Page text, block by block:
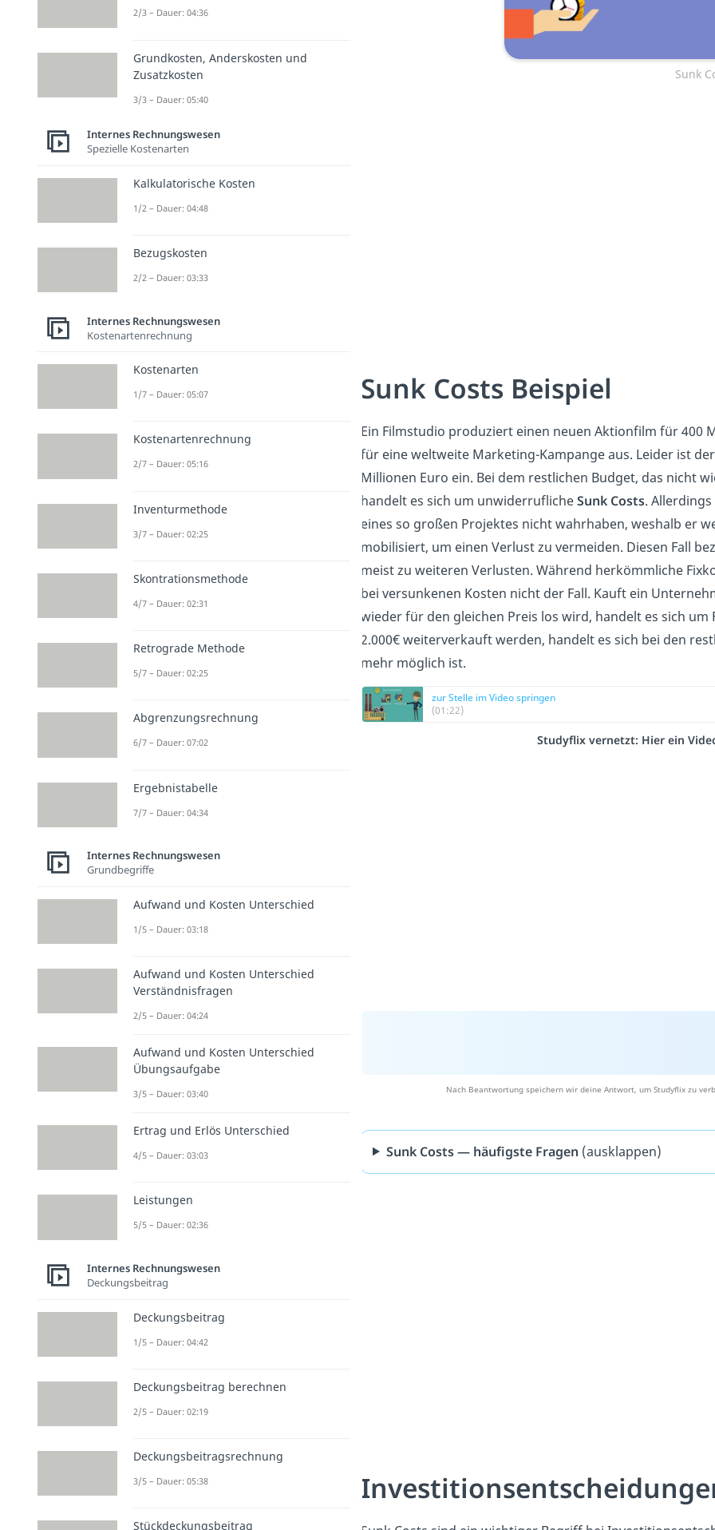
Sunk
Sunk Costs Beispiel
Ein Filmstudio produziert einen neuen Aktionfilm für 400
für eine weltweite Marketing-Kampange aus. Leider ist
Millionen Euro ein. Bei dem restlichen Budget, das nicht
handelt es sich um unwiderruflicheSunk Costs.
eines so großen Projektes nicht wahrhaben, weshalb er
mobilisiert, um einen Verlust zu vermeiden. Diesen Fall
meist zu weiteren Verlusten. Während herkömmliche
bei versunkenen Kosten nicht der Fall. Kauft ein
wieder für den gleichen Preis los wird, handelt es sich
2.000€ weiterverkauft werden, handelt es sich bei den
mehr möglich ist.
zur Stelle im Video springen
(01:22)
Studyflix vernetzt: Hier ein
Nach Beantwortung speichern wir deine Antwort, um Studyflix zu
Sunk Costs — häufigste Fragen (ausklappen)
2/3 – Dauer: 04:36
Grundkosten, Anderskosten und
Zusatzkosten
3/3 – Dauer: 05:40
Internes Rechnungswesen
Spezielle Kostenarten
Kalkulatorische Kosten
1/2 – Dauer: 04:48
Bezugskosten
2/2 – Dauer: 03:33
Internes Rechnungswesen
Kostenartenrechnung
Kostenarten
1/7 – Dauer: 05:07
Kostenartenrechnung
2/7 – Dauer: 05:16
Inventurmethode
3/7 – Dauer: 02:25
Skontrationsmethode
4/7 – Dauer: 02:31
Retrograde Methode
5/7 – Dauer: 02:25
Abgrenzungsrechnung
6/7 – Dauer: 07:02
Ergebnistabelle
7/7 – Dauer: 04:34
Internes Rechnungswesen
Grundbegriffe
Aufwand und Kosten Unterschied
1/5 – Dauer: 03:18
Aufwand und Kosten Unterschied
Verständnisfragen
2/5 – Dauer: 04:24
Aufwand und Kosten Unterschied
Übungsaufgabe
3/5 – Dauer: 03:40
Ertrag und Erlös Unterschied
4/5 – Dauer: 03:03
Leistungen
5/5 – Dauer: 02:36
Internes Rechnungswesen
Deckungsbeitrag
Deckungsbeitrag
1/5 – Dauer: 04:42
Deckungsbeitrag berechnen
2/5 – Dauer: 02:19
Deckungsbeitragsrechnung
3/5 – Dauer: 05:38
Stückdeckungsbeitrag